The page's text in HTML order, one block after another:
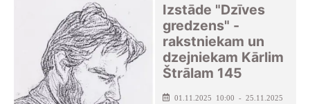
Izstāde "Dzīves
gredzens" -
rakstniekam un
dzejniekam Kārlim
Štrālam 145
01.11.2025 10:00 - 25.11.2025